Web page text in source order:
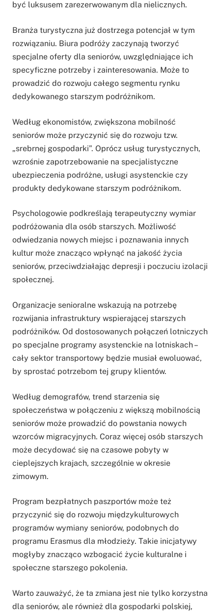
być luksusem zarezerwowanym dla nielicznych.
Branża turystyczna już dostrzega potencjał w tym
rozwiązaniu. Biura podróży zaczynają tworzyć
specjalne oferty dla seniorów, uwzględniające ich
specyficzne potrzeby i zainteresowania. Może to
prowadzić do rozwoju całego segmentu rynku
dedykowanego starszym podróżnikom.
Według ekonomistów, zwiększona mobilność
seniorów może przyczynić się do rozwoju tzw.
„srebrnej gospodarki”. Oprócz usług turystycznych,
wzrośnie zapotrzebowanie na specjalistyczne
ubezpieczenia podróżne, usługi asystenckie czy
produkty dedykowane starszym podróżnikom.
Psychologowie podkreślają terapeutyczny wymiar
podróżowania dla osób starszych. Możliwość
odwiedzania nowych miejsc i poznawania innych
kultur może znacząco wpłynąć na jakość życia
seniorów, przeciwdziałając depresji i poczuciu izolacji
społecznej.
Organizacje senioralne wskazują na potrzebę
rozwijania infrastruktury wspierającej starszych
podróżników. Od dostosowanych połączeń lotniczych
po specjalne programy asystenckie na lotniskach –
cały sektor transportowy będzie musiał ewoluować,
by sprostać potrzebom tej grupy klientów.
Według demografów, trend starzenia się
społeczeństwa w połączeniu z większą mobilnością
seniorów może prowadzić do powstania nowych
wzorców migracyjnych. Coraz więcej osób starszych
może decydować się na czasowe pobyty w
cieplejszych krajach, szczególnie w okresie
zimowym.
Program bezpłatnych paszportów może też
przyczynić się do rozwoju międzykulturowych
programów wymiany seniorów, podobnych do
programu Erasmus dla młodzieży. Takie inicjatywy
mogłyby znacząco wzbogacić życie kulturalne i
społeczne starszego pokolenia.
Warto zauważyć, że ta zmiana jest nie tylko korzystna
dla seniorów, ale również dla gospodarki polskiej,